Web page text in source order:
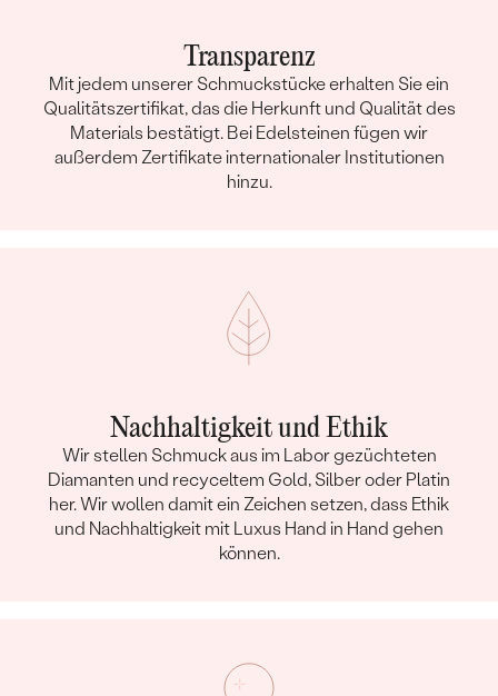
Transparenz
Mit jedem unserer Schmuckstücke erhalten Sie ein
Qualitätszertifikat, das die Herkunft und Qualität des
Materials bestätigt. Bei Edelsteinen fügen wir
außerdem Zertifikate internationaler Institutionen
hinzu.
Nachhaltigkeit und Ethik
Wir stellen Schmuck aus im Labor gezüchteten
Diamanten und recyceltem Gold, Silber oder Platin
her. Wir wollen damit ein Zeichen setzen, dass Ethik
und Nachhaltigkeit mit Luxus Hand in Hand gehen
können.